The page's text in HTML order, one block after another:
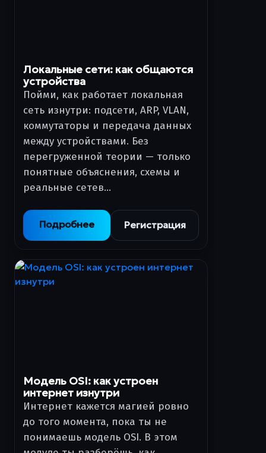
Локальные сети: как общаются
устройства
Пойми, как работает локальная
сеть изнутри: подсети, ARP, VLAN,
коммутаторы и передача данных
между устройствами. Без
перегруженной теории — только
понятные объяснения, схемы и
реальные сетев…
Подробнее Регистрация
Модель OSI: как устроен
интернет изнутри
Интернет кажется магией ровно
до того момента, пока ты не
понимаешь модель OSI. В этом